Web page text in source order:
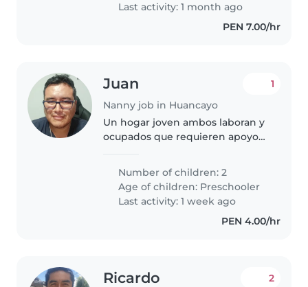
Last activity: 1 month ago
PEN 7.00/hr
Juan
Nanny job in Huancayo
1
Un hogar joven ambos laboran y
ocupados que requieren apoyo
hogar de amor, paciencia y
comprensión que requieren el
trato comprometido hacia un
desarrollo..
Number of children: 2
Age of children: Preschooler
Last activity: 1 week ago
PEN 4.00/hr
Ricardo 2